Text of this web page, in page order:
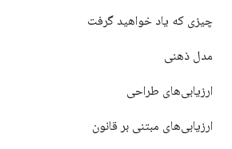
چیزی که یاد خواهید گرفت
مدل ذهنی
ارزیابی‌های طراحی
ارزیابی‌های مبتنی بر قانون